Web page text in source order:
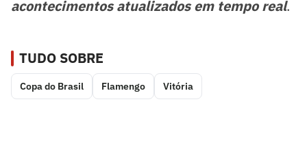
acontecimentos atualizados em tempo real.
TUDO SOBRE
Copa do Brasil Flamengo Vitória